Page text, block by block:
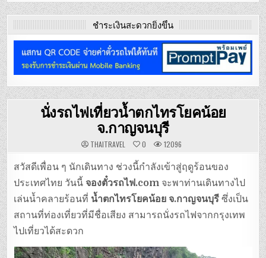
ชำระเงินสะดวกยิ่งขึ้น
นั่งรถไฟเที่ยวน้ำตกไทรโยคน้อย
จ.กาญจนบุรี
THAITRAVEL 0 12096
สวัสดีเพื่อน ๆ นักเดินทาง ช่วงนี้กำลังเข้าสู่ฤดูร้อนของ
ประเทศไทย วันนี้จองตั๋วรถไฟ.com จะพาท่านเดินทางไป
เล่นน้ำคลายร้อนที่ น้ำตกไทรโยคน้อย จ.กาญจนบุรี ซึ่งเป็น
สถานที่ท่องเที่ยวที่มีชื่อเสียง สามารถนั่งรถไฟจากกรุงเทพ
ไปเที่ยวได้สะดวก